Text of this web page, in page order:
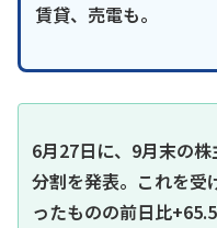
賃貸、売電も。
6月27日に、9月末の
分割を発表。これを受
ったものの前日比